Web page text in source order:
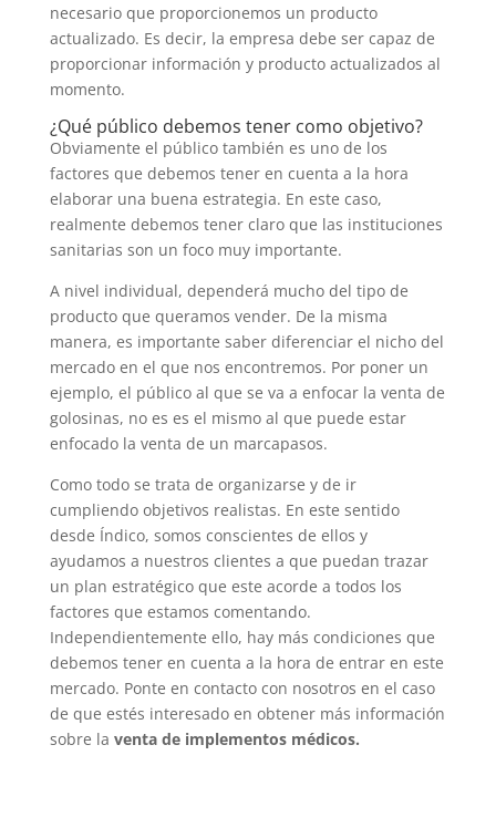
necesario que proporcionemos un producto
actualizado. Es decir, la empresa debe ser capaz de
proporcionar información y producto actualizados al
momento.
¿Qué público debemos tener como objetivo?
Obviamente el público también es uno de los
factores que debemos tener en cuenta a la hora
elaborar una buena estrategia. En este caso,
realmente debemos tener claro que las instituciones
sanitarias son un foco muy importante.
A nivel individual, dependerá mucho del tipo de
producto que queramos vender. De la misma
manera, es importante saber diferenciar el nicho del
mercado en el que nos encontremos. Por poner un
ejemplo, el público al que se va a enfocar la venta de
golosinas, no es es el mismo al que puede estar
enfocado la venta de un marcapasos.
Como todo se trata de organizarse y de ir
cumpliendo objetivos realistas. En este sentido
desde Índico, somos conscientes de ellos y
ayudamos a nuestros clientes a que puedan trazar
un plan estratégico que este acorde a todos los
factores que estamos comentando.
Independientemente ello, hay más condiciones que
debemos tener en cuenta a la hora de entrar en este
mercado. Ponte en contacto con nosotros en el caso
de que estés interesado en obtener más información
sobre la venta de implementos médicos.